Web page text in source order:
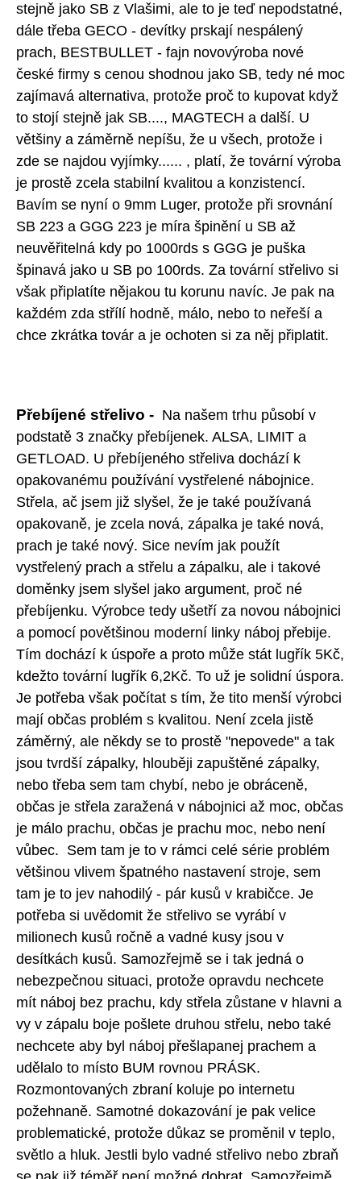
stejně jako SB z Vlašimi, ale to je teď nepodstatné,
dále třeba GECO - devítky prskají nespálený
prach, BESTBULLET - fajn novovýroba nové
české firmy s cenou shodnou jako SB, tedy né moc
zajímavá alternativa, protože proč to kupovat když
to stojí stejně jak SB...., MAGTECH a další. U
většiny a záměrně nepíšu, že u všech, protože i
zde se najdou vyjímky...... , platí, že tovární výroba
je prostě zcela stabilní kvalitou a konzistencí.
Bavím se nyní o 9mm Luger, protože při srovnání
SB 223 a GGG 223 je míra špinění u SB až
neuvěřitelná kdy po 1000rds s GGG je puška
špinavá jako u SB po 100rds. Za tovární střelivo si
však připlatíte nějakou tu korunu navíc. Je pak na
každém zda střílí hodně, málo, nebo to neřeší a
chce zkrátka továr a je ochoten si za něj připlatit.
Přebíjené střelivo - Na našem trhu působí v
podstatě 3 značky přebíjenek. ALSA, LIMIT a
GETLOAD. U přebíjeného střeliva dochází k
opakovanému používání vystřelené nábojnice.
Střela, ač jsem již slyšel, že je také používaná
opakovaně, je zcela nová, zápalka je také nová,
prach je také nový. Sice nevím jak použít
vystřelený prach a střelu a zápalku, ale i takové
doměnky jsem slyšel jako argument, proč né
přebíjenku. Výrobce tedy ušetří za novou nábojnici
a pomocí povětšinou moderní linky náboj přebije.
Tím dochází k úspoře a proto může stát lugřík 5Kč,
kdežto tovární lugřík 6,2Kč. To už je solidní úspora.
Je potřeba však počítat s tím, že tito menší výrobci
mají občas problém s kvalitou. Není zcela jistě
záměrný, ale někdy se to prostě "nepovede" a tak
jsou tvrdší zápalky, hlouběji zapuštěné zápalky,
nebo třeba sem tam chybí, nebo je obráceně,
občas je střela zaražená v nábojnici až moc, občas
je málo prachu, občas je prachu moc, nebo není
vůbec. Sem tam je to v rámci celé série problém
většinou vlivem špatného nastavení stroje, sem
tam je to jev nahodilý - pár kusů v krabičce. Je
potřeba si uvědomit že střelivo se vyrábí v
milionech kusů ročně a vadné kusy jsou v
desítkách kusů. Samozřejmě se i tak jedná o
nebezpečnou situaci, protože opravdu nechcete
mít náboj bez prachu, kdy střela zůstane v hlavni a
vy v zápalu boje pošlete druhou střelu, nebo také
nechcete aby byl náboj přešlapanej prachem a
udělalo to místo BUM rovnou PRÁSK.
Rozmontovaných zbraní koluje po internetu
požehnaně. Samotné dokazování je pak velice
problematické, protože důkaz se proměnil v teplo,
světlo a hluk. Jestli bylo vadné střelivo nebo zbraň